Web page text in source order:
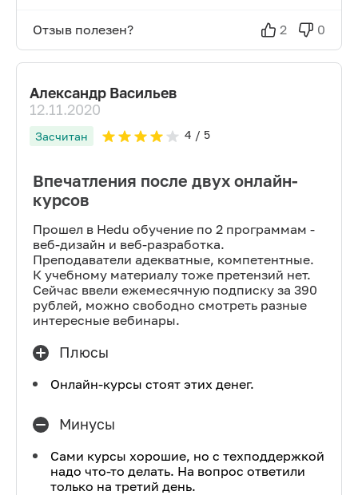
Отзыв полезен? 2 0
Александр Васильев
12.11.2020
Засчитан 4 / 5
Впечатления после двух онлайн-
курсов
Прошел в Hedu обучение по 2 программам -
веб-дизайн и веб-разработка.
Преподаватели адекватные, компетентные.
К учебному материалу тоже претензий нет.
Сейчас ввели ежемесячную подписку за 390
рублей, можно свободно смотреть разные
интересные вебинары.
Плюсы
Онлайн-курсы стоят этих денег.
Минусы
Сами курсы хорошие, но с техподдержкой
надо что-то делать. На вопрос ответили
только на третий день.